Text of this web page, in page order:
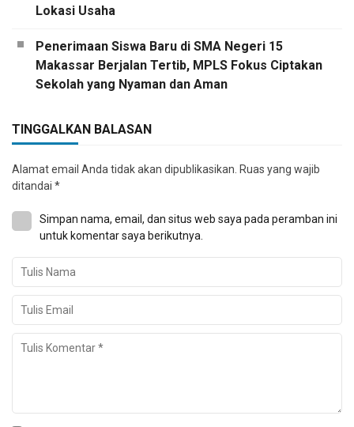
Lokasi Usaha
Penerimaan Siswa Baru di SMA Negeri 15
Makassar Berjalan Tertib, MPLS Fokus Ciptakan
Sekolah yang Nyaman dan Aman
TINGGALKAN BALASAN
Alamat email Anda tidak akan dipublikasikan. Ruas yang wajib
ditandai *
Simpan nama, email, dan situs web saya pada peramban ini
untuk komentar saya berikutnya.